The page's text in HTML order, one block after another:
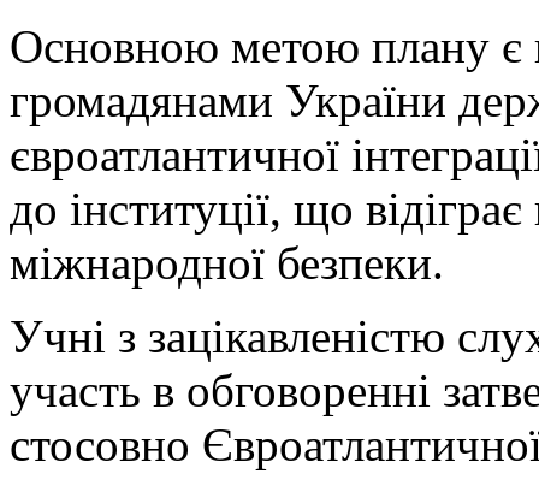
Основною метою плану є
громадянами України
євроатлантичної
до інституції, що
міжнародної безпеки.
Учні з зацікавленістю
участь в обговоренні
стосовно